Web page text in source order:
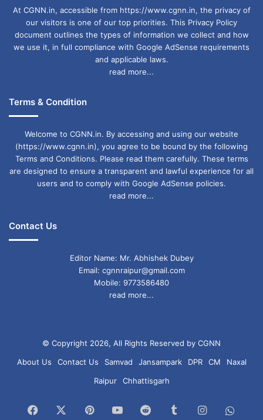
At CGNN.in, accessible from https://www.cgnn.in, the privacy of
our visitors is one of our top priorities. This Privacy Policy
document outlines the types of information we collect and how
we use it, in full compliance with Google AdSense requirements
and applicable laws.
read more...
Terms & Condition
Welcome to CGNN.in. By accessing and using our website
(https://www.cgnn.in), you agree to be bound by the following
Terms and Conditions. Please read them carefully. These terms
are designed to ensure a transparent and lawful experience for all
users and to comply with Google AdSense policies.
read more...
Contact Us
Editor Name: Mr. Abhishek Dubey
Email: cgnnraipur@gmail.com
Mobile: 9773586480
read more...
© Copyright 2026, All Rights Reserved by CGNN
About Us
Contact Us Samvad Jansampark DPR CM
Naxal
Raipur
Chhattisgarh
Facebook PinterestYouTubeReddit TumblrInstagram